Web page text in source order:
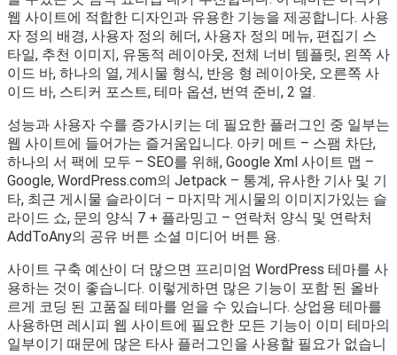
웹 사이트에 적합한 디자인과 유용한 기능을 제공합니다. 사용
자 정의 배경, 사용자 정의 헤더, 사용자 정의 메뉴, 편집기 스
타일, 추천 이미지, 유동적 레이아웃, 전체 너비 템플릿, 왼쪽 사
이드 바, 하나의 열, 게시물 형식, 반응 형 레이아웃, 오른쪽 사
이드 바, 스티커 포스트, 테마 옵션, 번역 준비, 2 열.
성능과 사용자 수를 증가시키는 데 필요한 플러그인 중 일부는
웹 사이트에 들어가는 즐거움입니다. 아키 메트 – 스팸 차단,
하나의 서 팩에 모두 – SEO를 위해, Google Xml 사이트 맵 –
Google, WordPress.com의 Jetpack – 통계, 유사한 기사 및 기
타, 최근 게시물 슬라이더 – 마지막 게시물의 이미지가있는 슬
라이드 쇼, 문의 양식 7 + 플라밍고 – 연락처 양식 및 연락처
AddToAny의 공유 버튼 소셜 미디어 버튼 용.
사이트 구축 예산이 더 많으면 프리미엄 WordPress 테마를 사
용하는 것이 좋습니다. 이렇게하면 많은 기능이 포함 된 올바
르게 코딩 된 고품질 테마를 얻을 수 있습니다. 상업용 테마를
사용하면 레시피 웹 사이트에 필요한 모든 기능이 이미 테마의
일부이기 때문에 많은 타사 플러그인을 사용할 필요가 없습니